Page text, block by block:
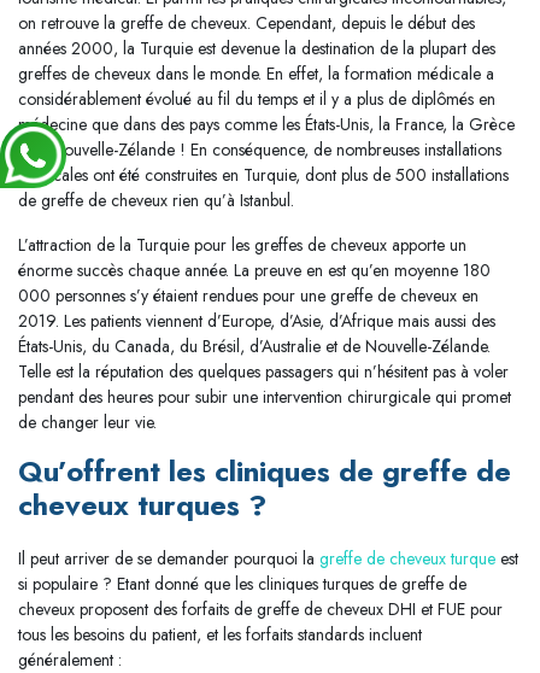
on retrouve la greffe de cheveux. Cependant, depuis le début des
années 2000, la Turquie est devenue la destination de la plupart des
greffes de cheveux dans le monde. En effet, la formation médicale a
considérablement évolué au fil du temps et il y a plus de diplômés en
médecine que dans des pays comme les États-Unis, la France, la Grèce
et la Nouvelle-Zélande ! En conséquence, de nombreuses installations
médicales ont été construites en Turquie, dont plus de 500 installations
de greffe de cheveux rien qu’à Istanbul.
L’attraction de la Turquie pour les greffes de cheveux apporte un
énorme succès chaque année. La preuve en est qu’en moyenne 180
000 personnes s’y étaient rendues pour une greffe de cheveux en
2019. Les patients viennent d’Europe, d’Asie, d’Afrique mais aussi des
États-Unis, du Canada, du Brésil, d’Australie et de Nouvelle-Zélande.
Telle est la réputation des quelques passagers qui n’hésitent pas à voler
pendant des heures pour subir une intervention chirurgicale qui promet
de changer leur vie.
Qu’offrent les cliniques de greffe de
cheveux turques ?
Il peut arriver de se demander pourquoi la greffe de cheveux turque est
si populaire ? Etant donné que les cliniques turques de greffe de
cheveux proposent des forfaits de greffe de cheveux DHI et FUE pour
tous les besoins du patient, et les forfaits standards incluent
généralement :